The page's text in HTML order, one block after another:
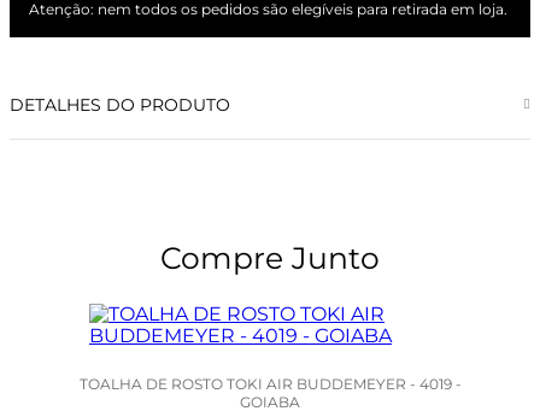
Atenção: nem todos os pedidos são elegíveis para retirada em loja.
DETALHES DO PRODUTO
Compre Junto
TOALHA DE ROSTO TOKI AIR BUDDEMEYER - 4019 -
GOIABA